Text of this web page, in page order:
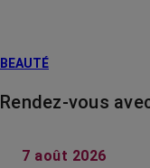
BEAUTÉ
Rendez-vous
7 août 2026